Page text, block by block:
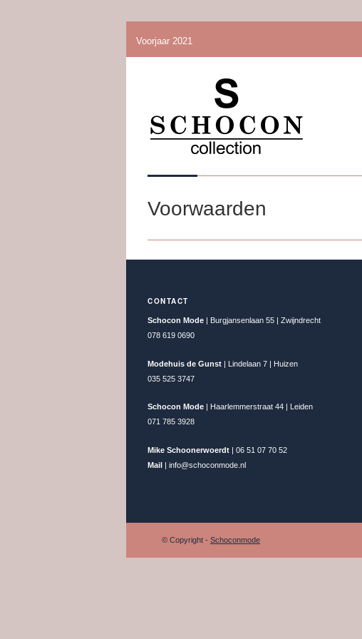
Voorjaar 2021
Voorwaarden
CONTACT
Schocon Mode | Burgjansenlaan 55 | Zwijndrecht
078 619 0690
Modehuis de Gunst | Lindelaan 7 | Huizen
035 525 3747
Schocon Mode | Haarlemmerstraat 44 | Leiden
071 785 3928
Mike Schoonerwoerdt | 06 51 07 70 52
Mail | info@schoconmode.nl
© Copyright - Schoconmode